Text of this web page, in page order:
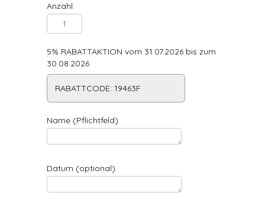
Anzahl:
5% RABATTAKTION vom 31.07.2026 bis zum
30.08.2026
RABATTCODE: 19463F
Name (Pflichtfeld)
Datum (optional)